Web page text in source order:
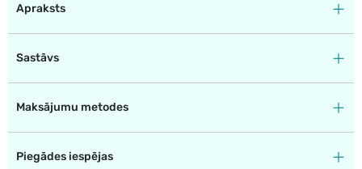
Apraksts
Sastāvs
Maksājumu metodes
Piegādes iespējas